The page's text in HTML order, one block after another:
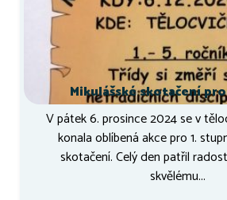
Mikulášské skotačení
V pátek 6. prosince 2024 se v
konala oblíbená akce pro 1.
skotačení. Celý den patřil
skvělému...